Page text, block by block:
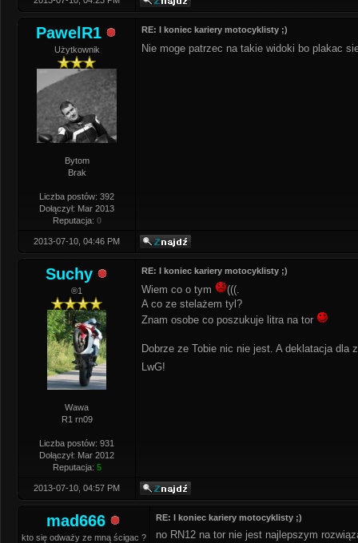
PawelR1
Użytkownik
Bytom
Brak
Liczba postów: 392
Dołączył: Mar 2013
Reputacja: 0
RE: I koniec kariery motocyklisty ;)
Nie moge patrzec na takie widoki bo plakac
2013-07-10, 04:46 PM
Suchy
®1
Wawa
R1 rn09
Liczba postów: 931
Dołączył: Mar 2012
Reputacja: 5
RE: I koniec kariery motocyklisty ;)
Wiem co o tym
(((.
A co ze stelażem tyl?
Znam osobe co poszukuje litra na tor
Dobrze ze Tobie nic nie jest. A deklatacja dla
LwG!
2013-07-10, 04:57 PM
mad666
kto się odważy ze mną ścigac ?
RE: I koniec kariery motocyklisty ;)
no RN12 na tor nie jest najlepszym